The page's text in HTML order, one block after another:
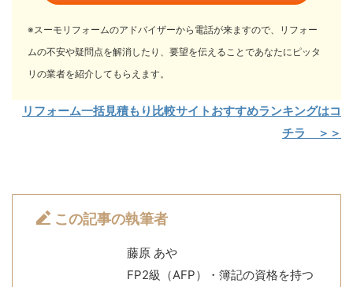
※スーモリフォームのアドバイザーから電話が来ますので、リフォー
ムの不安や疑問点を解消したり、要望を伝えることであなたにピッタ
リの業者を紹介してもらえます。
リフォーム一括見積もり比較サイトおすすめランキングはコ
チラ ＞＞
この記事の執筆者
藤原 あや
FP2級（AFP）・簿記の資格を持つ